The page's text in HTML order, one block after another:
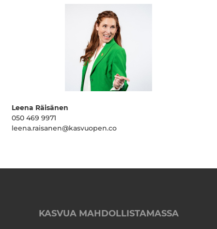
Leena Räisänen
050 469 9971
leena.raisanen@kasvuopen.co
KASVUA MAHDOLLISTAMASSA